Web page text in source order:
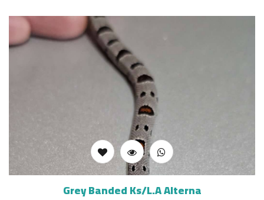
Grey Banded Ks/L.A Alterna